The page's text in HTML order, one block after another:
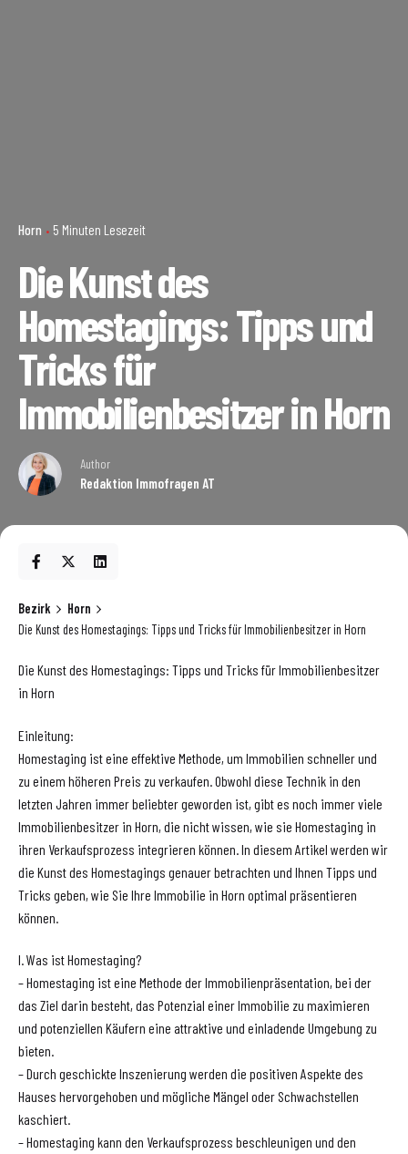
Horn 5 Minuten Lesezeit
Die Kunst des
Homestagings: Tipps und
Tricks für
Immobilienbesitzer in Horn
Author
Redaktion Immofragen AT
Bezirk
Horn
Die Kunst des Homestagings: Tipps und Tricks für Immobilienbesitzer in Horn
Die Kunst des Homestagings: Tipps und Tricks für Immobilienbesitzer
in Horn
Einleitung:
Homestaging ist eine effektive Methode, um Immobilien schneller und
zu einem höheren Preis zu verkaufen. Obwohl diese Technik in den
letzten Jahren immer beliebter geworden ist, gibt es noch immer viele
Immobilienbesitzer in Horn, die nicht wissen, wie sie Homestaging in
ihren Verkaufsprozess integrieren können. In diesem Artikel werden wir
die Kunst des Homestagings genauer betrachten und Ihnen Tipps und
Tricks geben, wie Sie Ihre Immobilie in Horn optimal präsentieren
können.
I. Was ist Homestaging?
– Homestaging ist eine Methode der Immobilienpräsentation, bei der
das Ziel darin besteht, das Potenzial einer Immobilie zu maximieren
und potenziellen Käufern eine attraktive und einladende Umgebung zu
bieten.
– Durch geschickte Inszenierung werden die positiven Aspekte des
Hauses hervorgehoben und mögliche Mängel oder Schwachstellen
kaschiert.
– Homestaging kann den Verkaufsprozess beschleunigen und den